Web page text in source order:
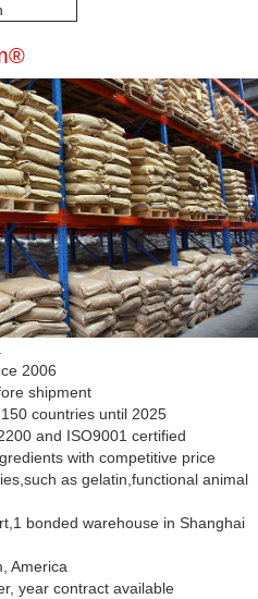
2006
shipment
countries until 2025
and ISO9001 certified
with competitive price
as gelatin,functional animal
bonded warehouse in Shanghai
America
year contract available